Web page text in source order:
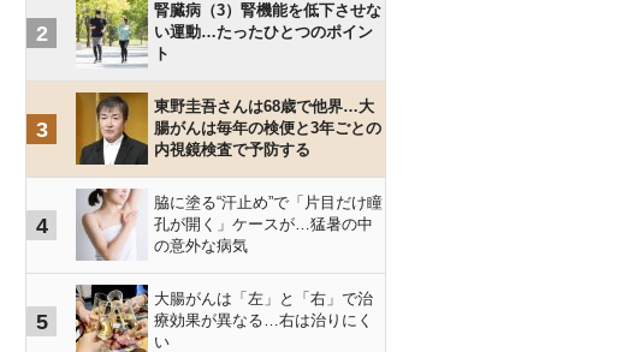
2
腎臓病（3）腎機能を低下させな
い運動…たったひとつのポイン
ト
3
東野圭吾さんは68歳で他界…大
腸がんは毎年の検便と3年ごとの
内視鏡検査で予防する
4
脇に塗る“汗止め”で「片目だけ瞳
孔が開く」ケースが…猛暑の中
の意外な病気
5
大腸がんは「左」と「右」で治
療効果が異なる…右は治りにく
い